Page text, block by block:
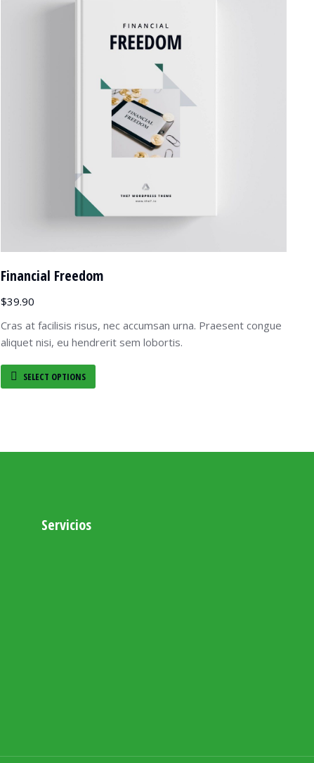
Financial Freedom
$39.90
Cras at facilisis risus, nec accumsan urna. Praesent congue
aliquet nisi, eu hendrerit sem lobortis.
SELECT OPTIONS
Servicios